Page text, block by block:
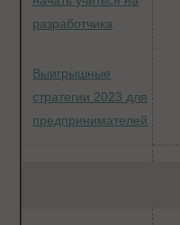
разработчика
Выигрышные
стратегии 2023 для
предпринимателей